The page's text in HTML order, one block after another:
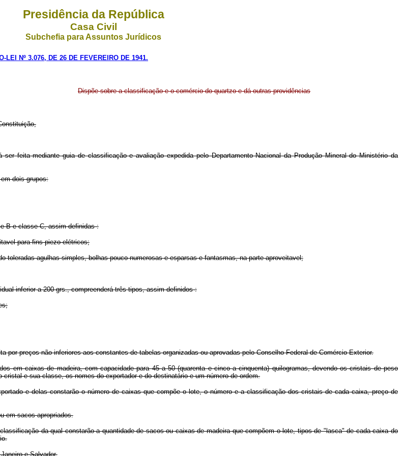
Presidência da República
Casa Civil
Subchefia para Assuntos Jurídicos
LEI Nº 3.076, DE 26 DE FEVEREIRO DE 1941.
Dispõe sobre a classificação e o comércio do quartzo e dá outras providências
feita mediante guia de classificação e avaliação expedida pelo Departamento Nacional da Produção Mineral do Ministério da
dois grupos:
B e classe C, assim definidas :
para fins piezo-elétricos;
agulhas simples, bolhas pouco numerosas e esparsas e fantasmas, na parte aproveitavel;
inferior a 200 grs., compreenderá três tipos, assim definidos :
preços não inferiores aos constantes de tabelas organizadas ou aprovadas pelo Conselho Federal de Comércio Exterior.
em caixas de madeira, com capacidade para 45 a 50 (quarenta e cinco a cinquenta) quilogramas, devendo os cristais de peso
e sua classe, os nomes do exportador e do destinatário e um número de ordem.
e delas constarão o número de caixas que compõe o lote, o número e a classificação dos cristais de cada caixa, preço de
em sacos apropriados.
da qual constarão a quantidade de sacos ou caixas de madeira que compõem o lote, tipos de "lasca" de cada caixa do
e Salvador.